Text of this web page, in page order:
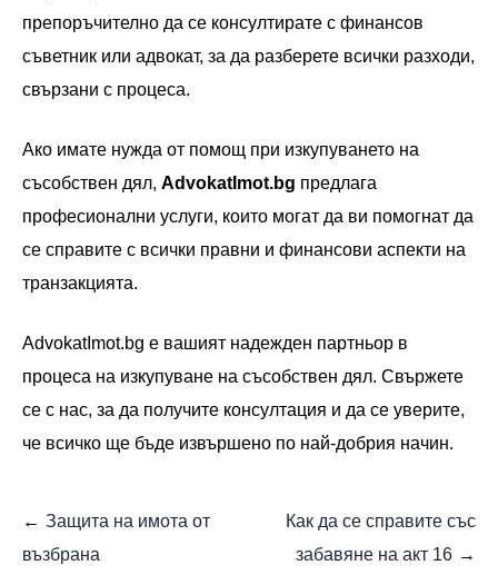
препоръчително да се консултирате с финансов
съветник или адвокат, за да разберете всички разходи,
свързани с процеса.
Ако имате нужда от помощ при изкупуването на
съсобствен дял, AdvokatImot.bg предлага
професионални услуги, които могат да ви помогнат да
се справите с всички правни и финансови аспекти на
транзакцията.
AdvokatImot.bg е вашият надежден партньор в
процеса на изкупуване на съсобствен дял. Свържете
се с нас, за да получите консултация и да се уверите,
че всичко ще бъде извършено по най-добрия начин.
Защита на имота от
възбрана
Как да се справите със
забавяне на акт 16